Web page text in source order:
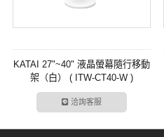
KATAI 27"~40" 液晶螢幕隨行移動
架（白） ( ITW-CT40-W )
洽詢客服